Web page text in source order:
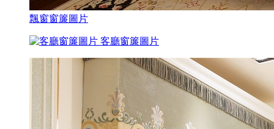
飄窗窗簾圖片
客廳窗簾圖片